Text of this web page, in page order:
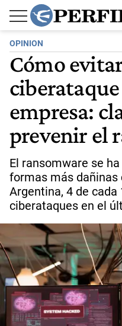
OPINION
Cómo
empresa:
prevenir el
El ransomware se
formas más dañinas
Argentina, 4 de
ciberataques en el